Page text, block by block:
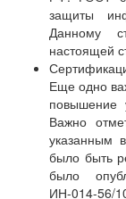
защиты
Данному
настоящей
Еще одно
повышение
Важно
указанным
было быть
было
ИН-014-56/